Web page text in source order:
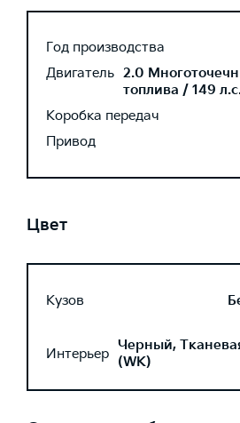
Год производства
Двигатель 2.0
топлива / 149
Коробка передач
Привод
Цвет
Кузов
Интерьер Черный,
(WK)